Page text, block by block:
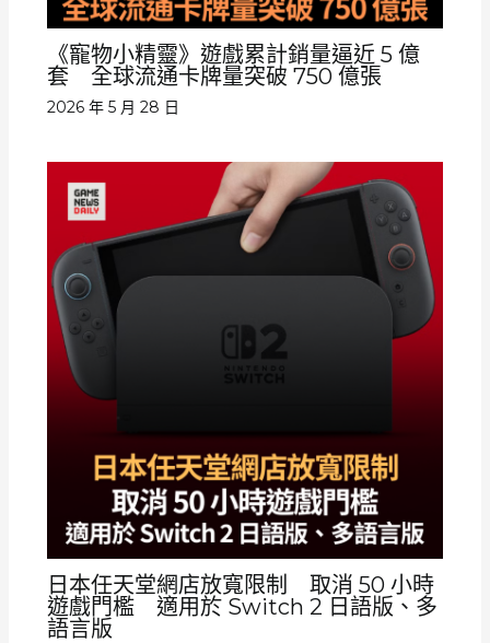
《寵物小精靈》遊戲累計銷量逼近 5 億
套 全球流通卡牌量突破 750 億張
2026 年 5 月 28 日
日本任天堂網店放寬限制 取消 50 小時
遊戲門檻 適用於 Switch 2 日語版、多
語言版